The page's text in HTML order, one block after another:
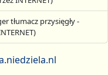
tłumacz przysięgły -